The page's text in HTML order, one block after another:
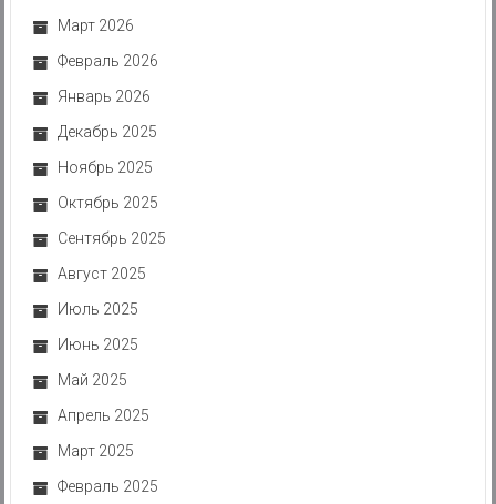
Март 2026
Февраль 2026
Январь 2026
Декабрь 2025
Ноябрь 2025
Октябрь 2025
Сентябрь 2025
Август 2025
Июль 2025
Июнь 2025
Май 2025
Апрель 2025
Март 2025
Февраль 2025